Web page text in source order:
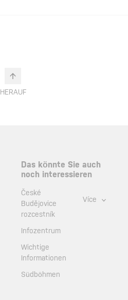
HERAUF
Das könnte Sie auch
noch interessieren
České
Budějovice
rozcestník
Infozentrum
Wichtige
Informationen
Südböhmen
Více